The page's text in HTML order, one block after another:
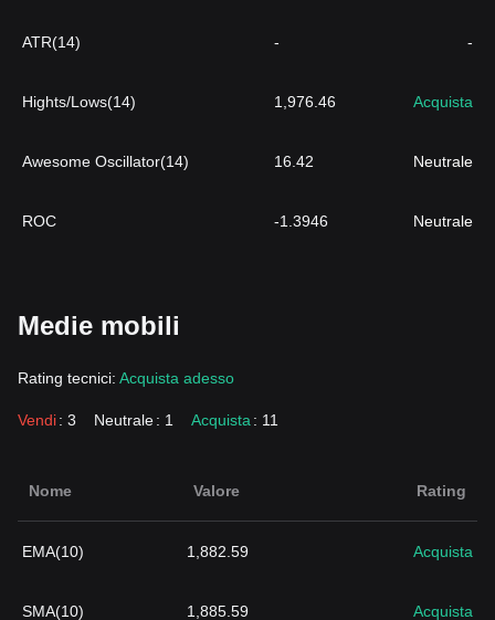
ATR(14) - -
Hights/Lows(14) 1,976.46 Acquista
Awesome Oscillator(14) 16.42 Neutrale
ROC -1.3946 Neutrale
Medie mobili
Rating tecnici: Acquista adesso
Vendi: 3 Neutrale: 1 Acquista : 11
Nome Valore Rating
EMA(10) 1,882.59 Acquista
SMA(10) 1,885.59 Acquista